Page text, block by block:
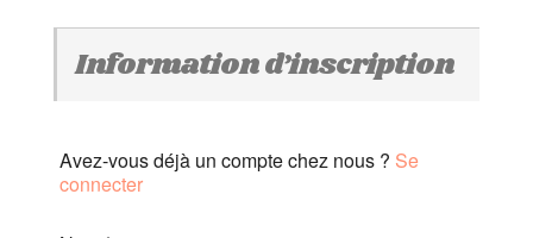
Information d’inscription
Avez-vous déjà un compte chez nous ? Se
connecter